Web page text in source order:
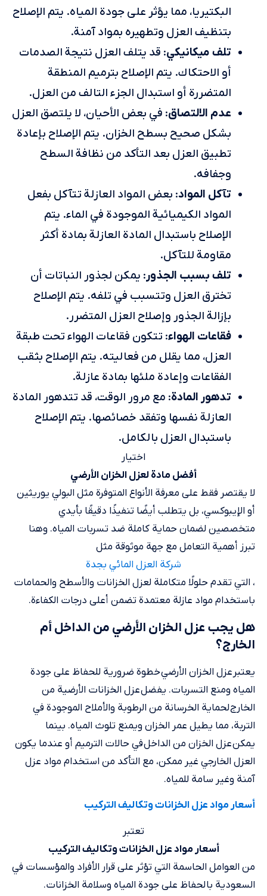
البكتيريا، مما يؤثر على جودة المياه. يتم الإصلاح
بتنظيف العزل وتطهيره بمواد آمنة.
تلف ميكانيكي: قد يتلف العزل نتيجة الصدمات
أو الاحتكاك. يتم الإصلاح بترميم المنطقة
المتضررة أو استبدال الجزء التالف من العزل.
عدم الالتصاق: في بعض الأحيان، لا يلتصق العزل
بشكل صحيح بسطح الخزان. يتم الإصلاح بإعادة
تطبيق العزل بعد التأكد من نظافة السطح
وجفافه.
تآكل المواد: بعض المواد العازلة تتآكل بفعل
المواد الكيميائية الموجودة في الماء. يتم
الإصلاح باستبدال المادة العازلة بمادة أكثر
مقاومة للتآكل.
تلف بسبب الجذور: يمكن لجذور النباتات أن
تخترق العزل وتتسبب في تلفه. يتم الإصلاح
بإزالة الجذور وإصلاح العزل المتضرر.
فقاعات الهواء: تتكون فقاعات الهواء تحت طبقة
العزل، مما يقلل من فعاليته. يتم الإصلاح بثقب
الفقاعات وإعادة ملئها بمادة عازلة.
تدهور المادة: مع مرور الوقت، قد تتدهور المادة
العازلة نفسها وتفقد خصائصها. يتم الإصلاح
باستبدال العزل بالكامل.
اختيار
أفضل مادة لعزل الخزان الأرضي
لا يقتصر فقط على معرفة الأنواع المتوفرة مثل البولي يوريثين
أو الإيبوكسي، بل يتطلب أيضًا تنفيذًا دقيقًا بأيدي
متخصصين لضمان حماية كاملة ضد تسربات المياه. وهنا
تبرز أهمية التعامل مع جهة موثوقة مثل
شركة العزل المائي بجدة
، التي تقدم حلولًا متكاملة لعزل الخزانات والأسطح والحمامات
باستخدام مواد عازلة معتمدة تضمن أعلى درجات الكفاءة.
هل يجب عزل الخزان الأرضي من الداخل أم
الخارج؟
يعتبر عزل الخزان الأرضي خطوة ضرورية للحفاظ على جودة
المياه ومنع التسربات. يفضل عزل الخزانات الأرضية من
الخارج لحماية الخرسانة من الرطوبة والأملاح الموجودة في
التربة، مما يطيل عمر الخزان ويمنع تلوث المياه. بينما
يمكن عزل الخزان من الداخل في حالات الترميم أو عندما يكون
العزل الخارجي غير ممكن، مع التأكد من استخدام مواد عزل
آمنة وغير سامة للمياه.
أسعار مواد عزل الخزانات وتكاليف التركيب
تعتبر
أسعار مواد عزل الخزانات وتكاليف التركيب
من العوامل الحاسمة التي تؤثر على قرار الأفراد والمؤسسات في
السعودية بالحفاظ على جودة المياه وسلامة الخزانات.